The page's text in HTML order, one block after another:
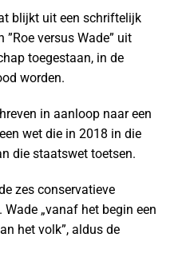
blijkt uit een schriftelijk
versus Wade” uit
toegestaan, in de
worden.
in aanloop naar een
wet die in 2018 in die
die staatswet toetsen.
zes conservatieve
„vanaf het begin een
het volk”, aldus de